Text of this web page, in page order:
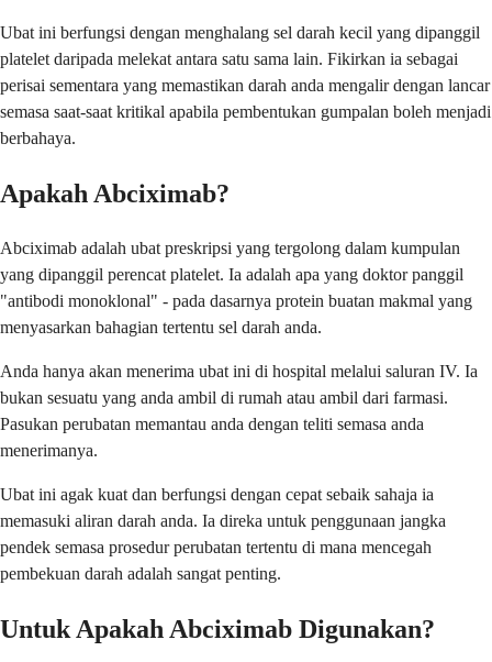
Ubat ini berfungsi dengan menghalang sel darah kecil yang dipanggil
platelet daripada melekat antara satu sama lain. Fikirkan ia sebagai
perisai sementara yang memastikan darah anda mengalir dengan lancar
semasa saat-saat kritikal apabila pembentukan gumpalan boleh menjadi
berbahaya.
Apakah Abciximab?
Abciximab adalah ubat preskripsi yang tergolong dalam kumpulan
yang dipanggil perencat platelet. Ia adalah apa yang doktor panggil
"antibodi monoklonal" - pada dasarnya protein buatan makmal yang
menyasarkan bahagian tertentu sel darah anda.
Anda hanya akan menerima ubat ini di hospital melalui saluran IV. Ia
bukan sesuatu yang anda ambil di rumah atau ambil dari farmasi.
Pasukan perubatan memantau anda dengan teliti semasa anda
menerimanya.
Ubat ini agak kuat dan berfungsi dengan cepat sebaik sahaja ia
memasuki aliran darah anda. Ia direka untuk penggunaan jangka
pendek semasa prosedur perubatan tertentu di mana mencegah
pembekuan darah adalah sangat penting.
Untuk Apakah Abciximab Digunakan?